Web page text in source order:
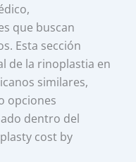
que buscan
Esta sección
de la rinoplastia en
similares,
opciones
dentro del
cost by